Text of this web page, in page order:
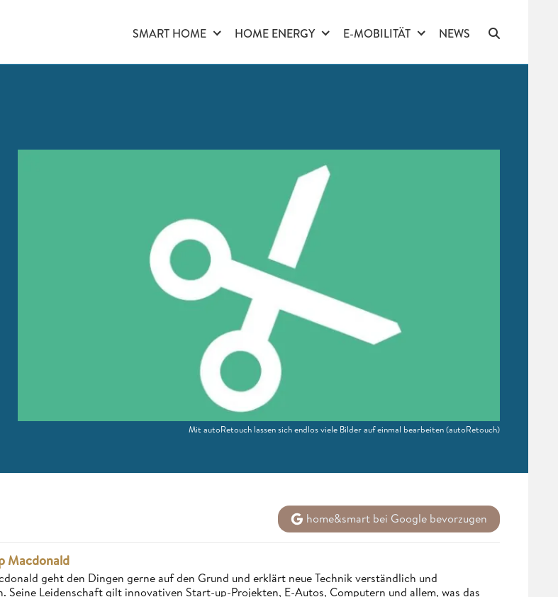
SMART HOME HOME ENERGY E-MOBILITÄT NEWS
Mit autoRetouch lassen sich endlos viele Bilder auf einmal bearbeiten(autoRetouch)
home&smart bei Google bevorzugen
Macdonald
geht den Dingen gerne auf den Grund und erklärt neue Technik verständlich und
Seine Leidenschaft gilt innovativen Start-up-Projekten, E-Autos, Computern und allem, was das